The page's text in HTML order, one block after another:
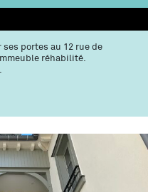
ses portes au 12 rue de
réhabilité.